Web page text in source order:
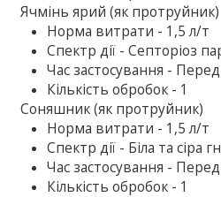
Ячмінь ярий (як протруйник)
Норма витрати - 1,5 л/т
Спектр дії - Септоріоз
Час застосування -
Кількість обробок - 1
Соняшник (як протруйник)
Норма витрати - 1,5 л/т
Спектр дії - Біла та сіра
Час застосування -
Кількість обробок - 1